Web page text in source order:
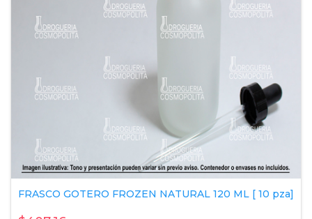
FRASCO GOTERO FROZEN NATURAL 120 ML [ 10 pza]